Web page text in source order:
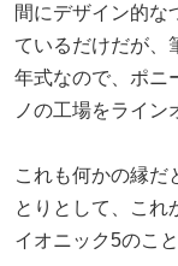
間にデザイン的な
ているだけだが、
年式なので、ポニ
ノの工場をライン
これも何かの縁だ
とりとして、これ
イオニック5のこ